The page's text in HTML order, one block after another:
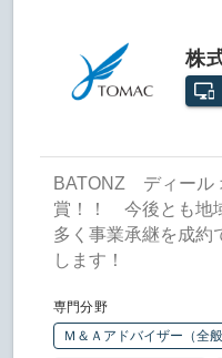
株
BATONZ ディール
賞！！ 今後とも地
多く事業承継を成約
します！
専門分野
Ｍ＆Ａアドバイザー（全般